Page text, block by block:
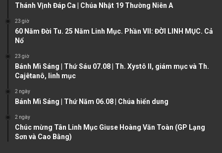
u
g
Thánh Vịnh Đáp Ca | Chúa Nhật 19 Thường Niên A
23 giờ
60 Năm Đời Tu. 25 Năm Linh Mục. Phần VII: ĐỜI LINH MỤC. Cả
Nổ
23 giờ
Bánh Mì Sáng | Thứ Sáu 07.08 | Th. Xystô II, giám mục và Th.
Cajêtanô, linh mục
2 ngày
Bánh Mì Sáng | Thứ Năm 06.08 | Chúa hiển dung
2 ngày
Chúc mừng Tân Linh Mục Giuse Hoàng Văn Toàn (GP Lạng
Sơn và Cao Bằng)